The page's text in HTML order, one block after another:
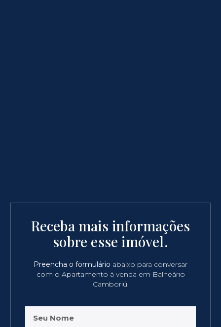
Receba mais informações
sobre esse imóvel.
Preencha o formulário abaixo para conversar
com o Apartamento à venda em Balneário
Camboriú.